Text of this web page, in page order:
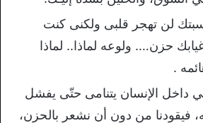
لن تهجر قلبى ولكنى كنت
حزن…. ولوعه لماذا.. لماذا
.
داخل الإنسان يتنامى حتّى يفشل
فيقودنا من دون أن نشعر بالحزن،